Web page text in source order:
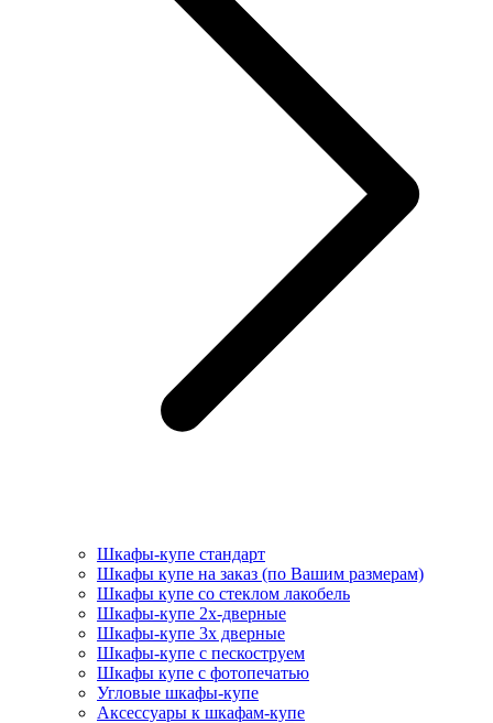
Шкафы-купе стандарт
Шкафы купе на заказ (по Вашим размерам)
Шкафы купе со стеклом лакобель
Шкафы-купе 2х-дверные
Шкафы-купе 3х дверные
Шкафы-купе с пескоструем
Шкафы купе с фотопечатью
Угловые шкафы-купе
Аксессуары к шкафам-купе